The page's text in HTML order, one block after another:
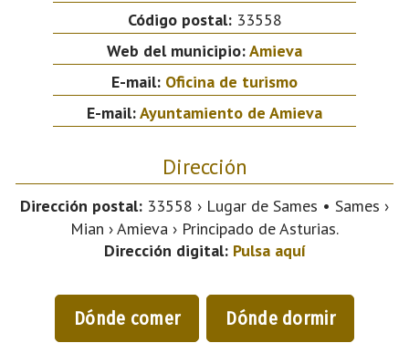
Código postal:33558
Web del municipio:Amieva
E-mail: Oficina de turismo
E-mail:Ayuntamiento de Amieva
Dirección
Dirección postal: 33558 › Lugar de Sames • Sames ›
Mian › Amieva › Principado de Asturias.
Dirección digital: Pulsa aquí
Dónde comer Dónde dormir